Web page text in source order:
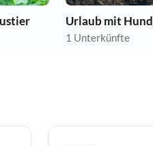
Urlaub mit Hund
1 Unterkünfte